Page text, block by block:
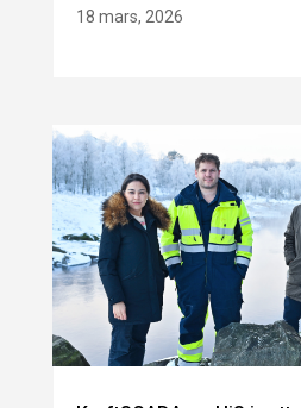
18 mars, 2026